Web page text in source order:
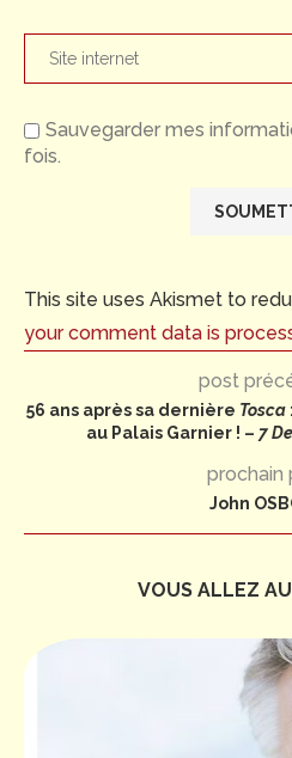
Sauvegarder mes
fois.
This site uses Akismet to
your comment data is
post
56 ans après sa dernière Tosca
au Palais Garnier ! – 7
prochain
John
VOUS ALLEZ